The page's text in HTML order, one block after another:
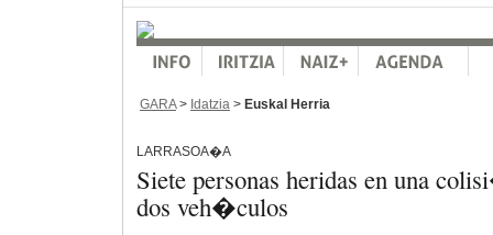
GARA> Idatzia > Euskal Herria
LARRASOA�A
Siete personas heridas en una
dos veh�culos